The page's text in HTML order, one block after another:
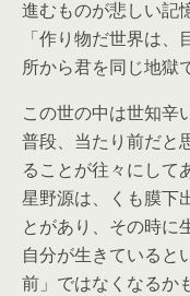
進むものが悲しい記
「作り物だ世界は
所から君を同じ地獄
この世の中は世知辛
普段、当たり前だと
ることが往々にして
星野源は、くも膜下
とがあり、その時に
自分が生きていると
前」ではなくなるか